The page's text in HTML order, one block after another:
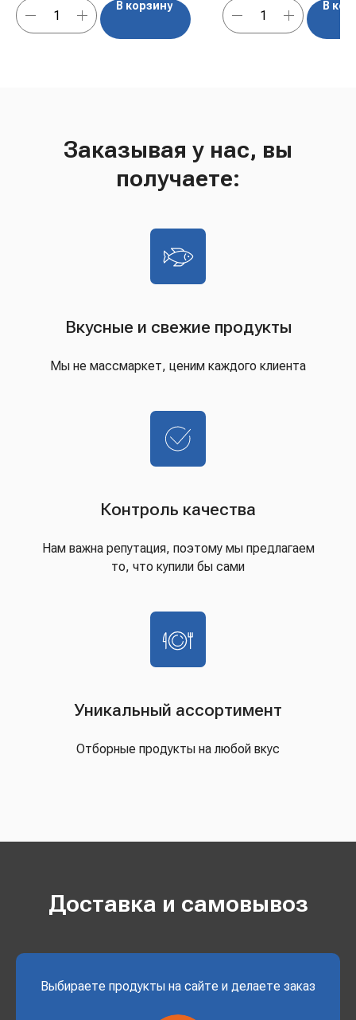
В корзину В
Заказывая у нас, вы
получаете:
Вкусные и свежие продукты
Мы не массмаркет, ценим каждого клиента
Контроль качества
Нам важна репутация, поэтому мы предлагаем
то, что купили бы сами
Уникальный ассортимент
Отборные продукты на любой вкус
Доставка и самовывоз
Выбираете продукты на сайте и делаете заказ